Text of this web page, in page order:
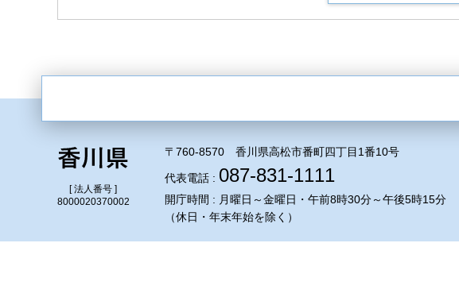
[ 法人番号 ]
8000020370002
〒760-8570 香川県高松市番町四丁目1番10号
代表電話 : 087-831-1111
開庁時間 : 月曜日～金曜日・午前8時30分～午後5時15分
（休日・年末年始を除く）